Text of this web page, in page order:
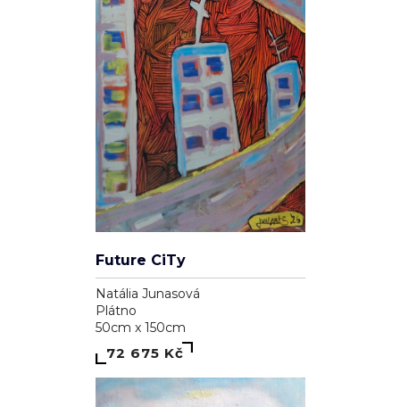
Future CiTy
Natália Junasová
Plátno
50cm x 150cm
72 675 Kč